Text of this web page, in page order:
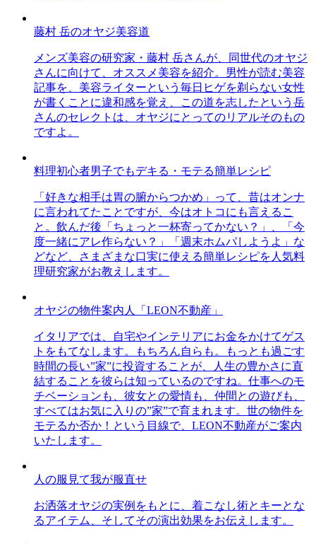
藤村 岳のオヤジ美容道
メンズ美容の研究家・藤村 岳さんが、同世代のオヤジ
さんに向けて、オススメ美容を紹介。男性が読む美容
記事を、美容ライターという毎日ヒゲを剃らない女性
が書くことに違和感を覚え、この道を志したという岳
さんのセレクトは、オヤジにとってのリアルそのもの
ですよ。
料理初心者男子でもデキる・モテる簡単レシピ
「好きな相手は胃の腑からつかめ」って、昔はオンナ
に言われてたことですが、今はオトコにも言えるこ
と。飲んだ後「ちょっと一杯寄ってかない？」、「今
度一緒にアレ作らない？」「週末ホムパしようよ」な
どなど、さまざまな口実に使える簡単レシピを人気料
理研究家がお教えします。
オヤジの物件案内人「LEON不動産」
イタリアでは、自宅やインテリアにお金をかけてゲス
トをもてなします。もちろん自らも。もっとも過ごす
時間の長い”家”に投資することが、人生の豊かさに直
結することを彼らは知っているのですね。仕事へのモ
チベーションも、彼女との愛情も、仲間との遊びも、
すべてはお気に入りの”家”で育まれます。世の物件を
モテるか否か！という目線で、LEON不動産がご案内
いたします。
人の服見て我が服直せ
お洒落オヤジの実例をもとに、着こなし術とキーとな
るアイテム、そしてその演出効果をお伝えします。